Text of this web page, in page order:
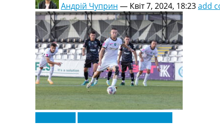
Андрій Чуприн — Квіт 7, 2024, 18:23add